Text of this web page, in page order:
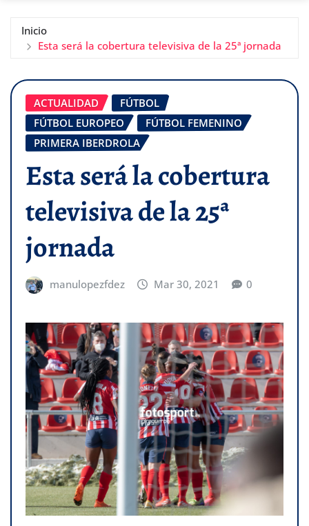
Inicio
Esta será la cobertura televisiva de la 25ª jornada
ACTUALIDAD
FÚTBOL
FÚTBOL EUROPEO
FÚTBOL FEMENINO
PRIMERA IBERDROLA
Esta será la cobertura
televisiva de la 25ª
jornada
manulopezfdez Mar 30, 2021 0